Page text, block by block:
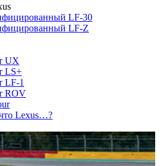
LF-30
LF-Z
UX
LS+
LF-1
ROV
Lexus…?